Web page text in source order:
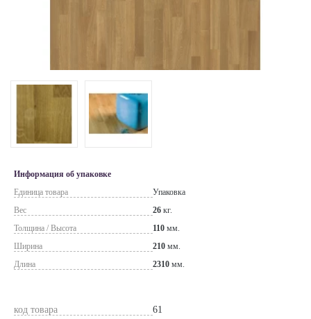
Информация об упаковке
Единица товара
Упаковка
Вес
26 кг.
Толщина / Высота
110 мм.
Ширина
210 мм.
Длина
2310 мм.
код товара 61